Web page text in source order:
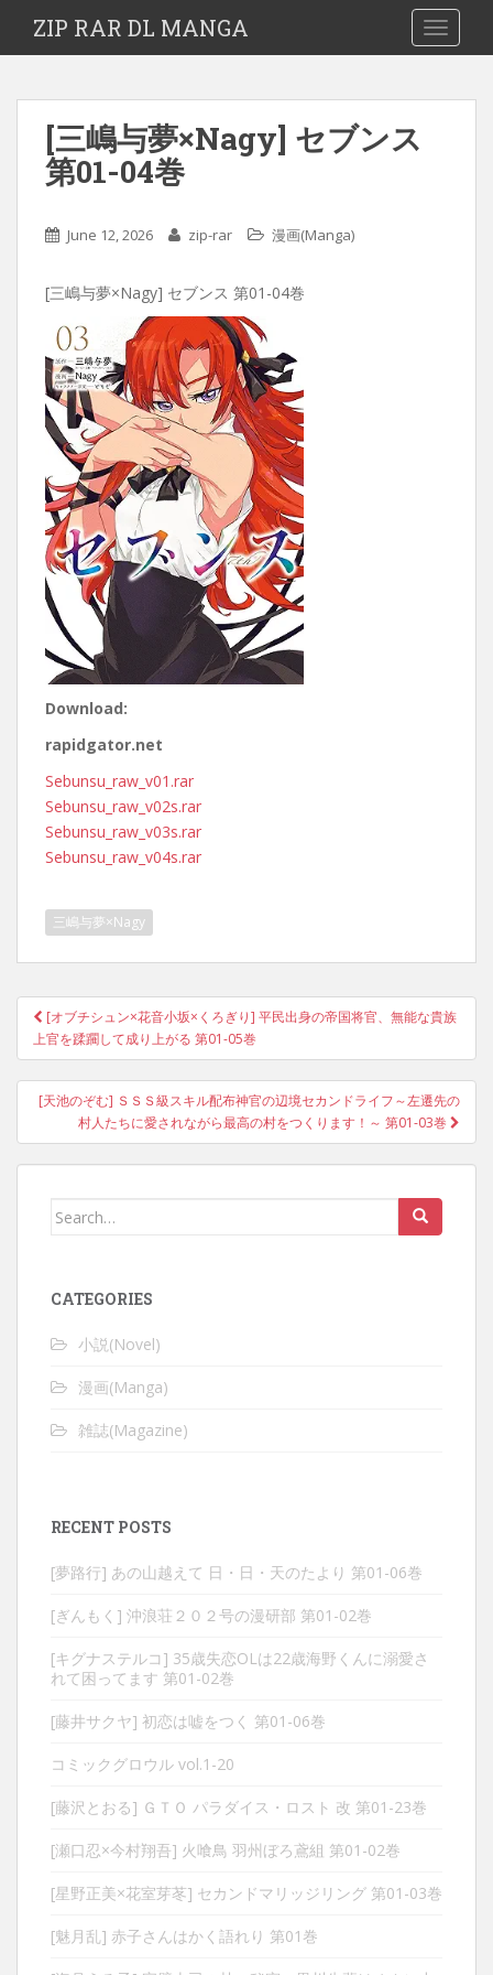
ZIP RAR DL MANGA
[三嶋与夢×Nagy] セブンス
第01-04巻
June 12, 2026 zip-rar 漫画(Manga)
[三嶋与夢×Nagy] セブンス 第01-04巻
Download:
rapidgator.net
Sebunsu_raw_v01.rar
Sebunsu_raw_v02s.rar
Sebunsu_raw_v03s.rar
Sebunsu_raw_v04s.rar
三嶋与夢×Nagy
Post
navigation
[オブチシュン×花音小坂×くろぎり] 平民出身の帝国将官、無能な貴族
上官を蹂躙して成り上がる 第01-05巻
[天池のぞむ] ＳＳＳ級スキル配布神官の辺境セカンドライフ～左遷先の
村人たちに愛されながら最高の村をつくります！～ 第01-03巻
Search
CATEGORIES
小説(Novel)
漫画(Manga)
雑誌(Magazine)
RECENT POSTS
[夢路行] あの山越えて 日・日・天のたより 第01-06巻
[ぎんもく] 沖浪荘２０２号の漫研部 第01-02巻
[キグナステルコ] 35歳失恋OLは22歳海野くんに溺愛さ
れて困ってます 第01-02巻
[藤井サクヤ] 初恋は嘘をつく 第01-06巻
コミックグロウル vol.1-20
[藤沢とおる] ＧＴＯ パラダイス・ロスト 改 第01-23巻
[瀬口忍×今村翔吾] 火喰鳥 羽州ぼろ鳶組 第01-02巻
[星野正美×花室芽苳] セカンドマリッジリング 第01-03巻
[魅月乱] 赤子さんはかく語れり 第01巻